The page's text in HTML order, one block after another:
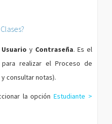
Usuario y Contraseña. Es el
realizar el Proceso de
consultar notas).
la opciónEstudiante >